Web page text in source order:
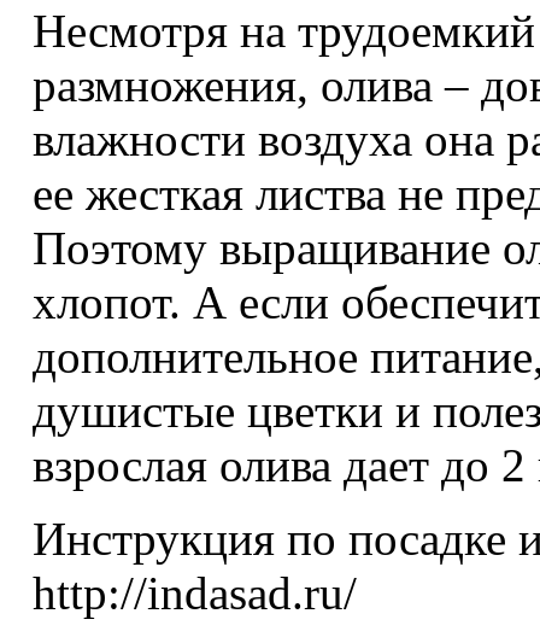
Несмотря на трудоемкий
размножения, олива –
влажности воздуха она
ее жесткая листва не
Поэтому выращивание
хлопот. А если
дополнительное
душистые цветки и
взрослая олива дает до
Инструкция по посадке
http://indasad.ru/